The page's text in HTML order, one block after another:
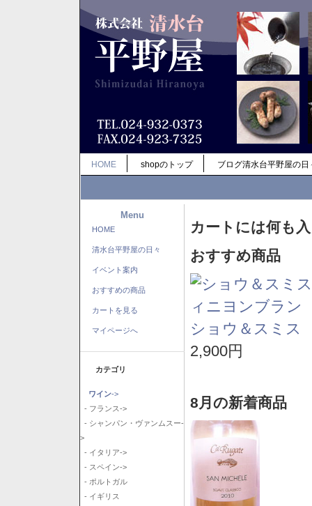
HOME shopのトップ ブログ清水台平野屋の日
Menu
HOME
清水台平野屋の日々
イベント案内
おすすめの商品
カートを見る
マイページへ
カテゴリ
ワイン->
- フランス->
- シャンパン・ヴァンムスー-
>
- イタリア->
- スペイン->
- ポルトガル
- イギリス
カートには何も
おすすめ商品
ショウ＆スミ
2,900円
8月の新着商品